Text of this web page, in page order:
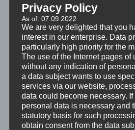
Persönlichkeit.
— ausSelbst
Unter Selbstwert (auch:
Selbstwertschätzung,
Selbstvertrauen, oder
Selbstbewusstsein, Eigenwert,
auch Ego) versteht die
Bewertung, die man von sich
sich auf die Persönlichkeit und
Privacy Policy
As of: 07.09.2022
We are very delighted that you
interest in our enterprise. Data
particularly high priority for the
The use of the Internet pages of
without any indication of
a data subject wants to use
services via our website,
data could become necessary.
personal data is necessary and
statutory basis for such
obtain consent from the data